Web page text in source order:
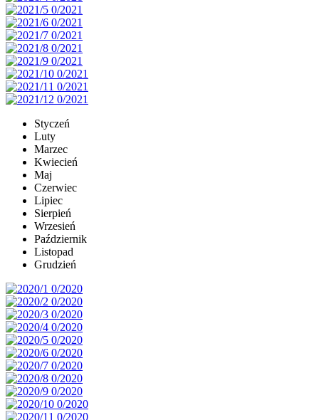
Styczeń
Luty
Marzec
Kwiecień
Maj
Czerwiec
Lipiec
Sierpień
Wrzesień
Październik
Listopad
Grudzień